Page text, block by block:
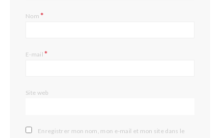
Nom*
E-mail*
Site web
Enregistrer mon nom, mon e-mail et mon site dans le